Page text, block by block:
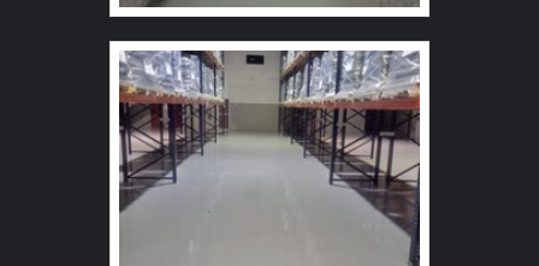
atividades e estrutura suficiente para atender todas as
demandas. Tudo isso, unido a um time de equipe
multidisciplinar de consultores associados e equipe de
alta qualidade, garantem a melhor experiência para os
clientes com qualidade.